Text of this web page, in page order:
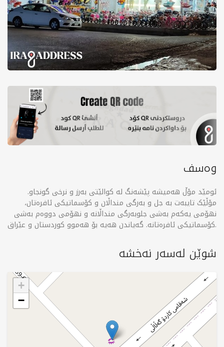
وەسف
ئومێد مۆڵ هەمیشە پێشەنگ لە کوالێتی بەرز و نرخی گونجاو.
مۆڵێک تایبەت بە جل و بەرگی منداڵان و کۆسماتیکی ئافرەتان،
نهۆمی یەکەم بەشی جلوبەرگی منداڵانە و نهۆمی دووەم بەشی
کۆسماتیکی ئافرەتانە. گەیاندن هەیە بۆ هەموو کوردستان و عێراق.
شوێن لەسەر نەخشە
+
−